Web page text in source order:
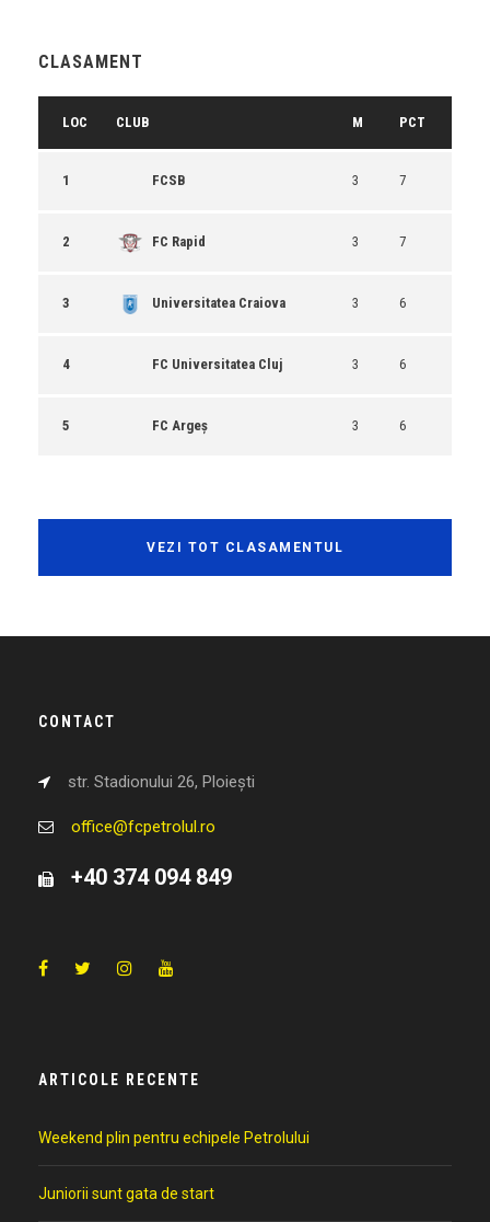
CLASAMENT
LOC CLUB M PCT
1 FCSB 3 7
2 FC Rapid 3 7
3 Universitatea Craiova 3 6
4 FC Universitatea Cluj 3 6
5 FC Argeș 3 6
VEZI TOT CLASAMENTUL
CONTACT
str. Stadionului 26, Ploiești
office@fcpetrolul.ro
+40 374 094 849
ARTICOLE RECENTE
Weekend plin pentru echipele Petrolului
Juniorii sunt gata de start